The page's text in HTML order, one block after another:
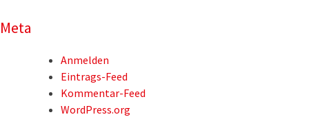
Meta
Anmelden
Eintrags-Feed
Kommentar-Feed
WordPress.org